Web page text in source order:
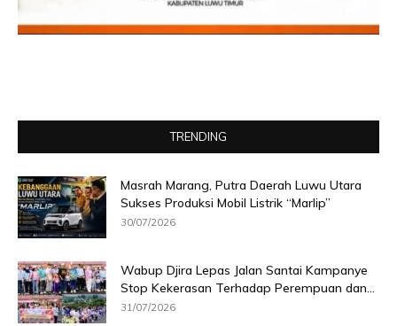
TRENDING
Masrah Marang, Putra Daerah Luwu Utara
Sukses Produksi Mobil Listrik “Marlip”
30/07/2026
Wabup Djira Lepas Jalan Santai Kampanye
Stop Kekerasan Terhadap Perempuan dan...
31/07/2026